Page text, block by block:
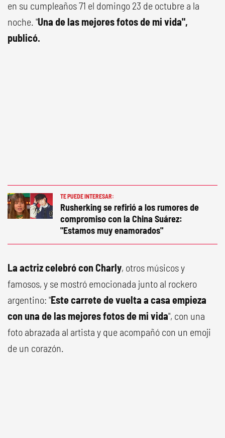
en su cumpleaños 71 el domingo 23 de octubre a la
noche. "Una de las mejores fotos de mi vida",
publicó.
TE PUEDE INTERESAR:
Rusherking se refirió a los rumores de
compromiso con la China Suárez:
"Estamos muy enamorados"
La actriz celebró con Charly, otros músicos y
famosos, y se mostró emocionada junto al rockero
argentino: "Este carrete de vuelta a casa empieza
con una de las mejores fotos de mi vida", con una
foto abrazada al artista y que acompañó con un emoji
de un corazón.